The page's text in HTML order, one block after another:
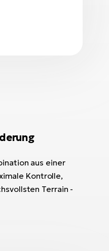
aus einer
Kontrolle,
Terrain -